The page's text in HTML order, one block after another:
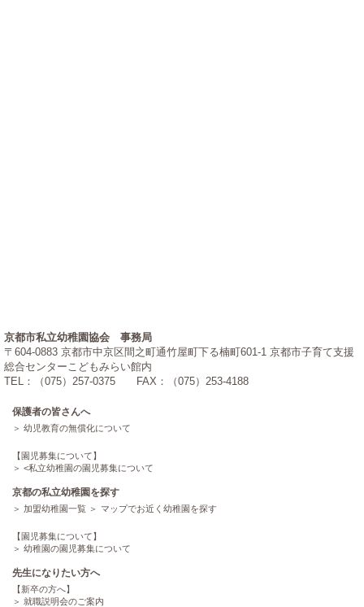
京都市私立幼稚園協会 事務局
〒604-0883 京都市中京区間之町通竹屋町下る楠町601-1 京都市子育て支援
総合センターこどもみらい館内
TEL：（075）257-0375 FAX：（075）253-4188
保護者の皆さんへ
幼児教育の無償化について
【園児募集について】
<私立幼稚園の園児募集について
京都の私立幼稚園を探す
加盟幼稚園一覧 マップでお近く幼稚園を探す
【園児募集について】
幼稚園の園児募集について
先生になりたい方へ
【新卒の方へ】
就職説明会のご案内